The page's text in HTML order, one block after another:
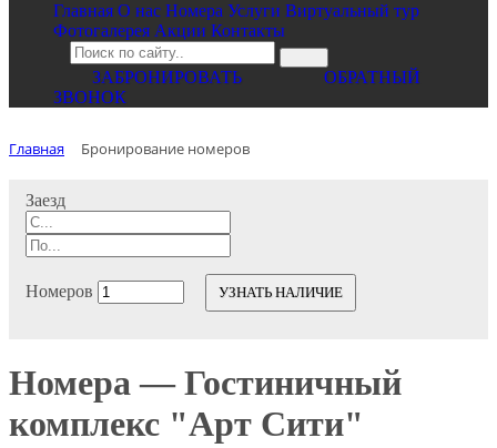
Главная O нас Номера Услуги Виртуальный тур
Фотогалерея Акции Контакты
ЗАБРОНИРОВАТЬ
ОБРАТНЫЙ
ЗВОНОК
Главная Бронирование номеров
Заезд
Номеров УЗНАТЬ НАЛИЧИЕ
Номера — Гостиничный
комплекс "Арт Сити"